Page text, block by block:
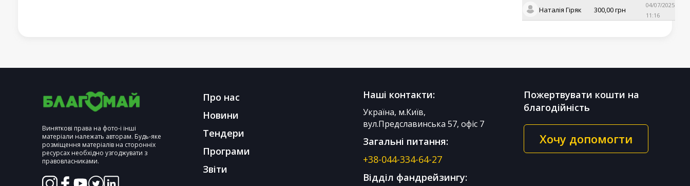
Наталія Гіряк 300,00грн
04/07/2025
11:16
Виняткові права на фото-і інші
матеріали належать авторам. Будь-яке
розміщення матеріалів на сторонніх
ресурсах необхідно узгоджувати з
правовласниками.
Про нас
Новини
Тендери
Програми
Звіти
Наші контакти:
Україна, м.Київ,
вул.Предславинська 57, офіс 7
Загальні питання:
+38-044-334-64-27
Відділ фандрейзингу:
Пожертвувати кошти на
благодійність
Хочу допомогти